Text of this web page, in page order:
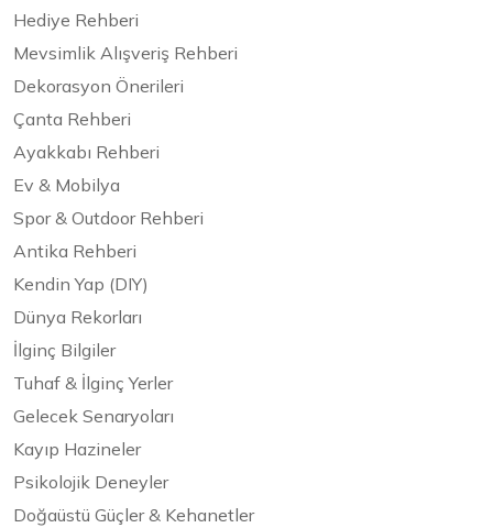
Hediye Rehberi
Mevsimlik Alışveriş Rehberi
Dekorasyon Önerileri
Çanta Rehberi
Ayakkabı Rehberi
Ev & Mobilya
Spor & Outdoor Rehberi
Antika Rehberi
Kendin Yap (DIY)
Dünya Rekorları
İlginç Bilgiler
Tuhaf & İlginç Yerler
Gelecek Senaryoları
Kayıp Hazineler
Psikolojik Deneyler
Doğaüstü Güçler & Kehanetler